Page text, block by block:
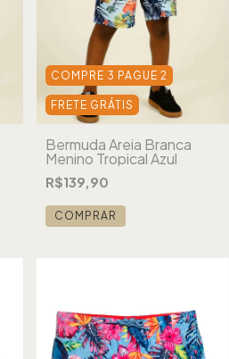
COMPRE 3 PAGUE 2
FRETE GRÁTIS
Bermuda Areia Branca
Menino Tropical Azul
R$139,90
COMPRAR